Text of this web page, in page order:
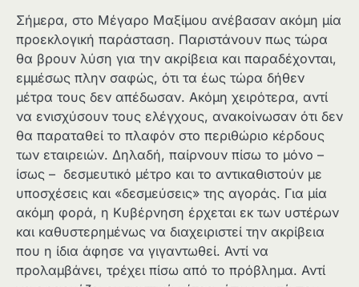
Σήμερα, στο Μέγαρο Μαξίμου ανέβασαν ακόμη μία
προεκλογική παράσταση. Παριστάνουν πως τώρα
θα βρουν λύση για την ακρίβεια και παραδέχονται,
εμμέσως πλην σαφώς, ότι τα έως τώρα δήθεν
μέτρα τους δεν απέδωσαν. Ακόμη χειρότερα, αντί
να ενισχύσουν τους ελέγχους, ανακοίνωσαν ότι δεν
θα παραταθεί το πλαφόν στο περιθώριο κέρδους
των εταιρειών. Δηλαδή, παίρνουν πίσω το μόνο –
ίσως – δεσμευτικό μέτρο και το αντικαθιστούν με
υποσχέσεις και «δεσμεύσεις» της αγοράς. Για μία
ακόμη φορά, η Κυβέρνηση έρχεται εκ των υστέρων
και καθυστερημένως να διαχειριστεί την ακρίβεια
που η ίδια άφησε να γιγαντωθεί. Αντί να
προλαμβάνει, τρέχει πίσω από το πρόβλημα. Αντί